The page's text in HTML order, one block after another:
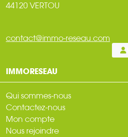
44120 VERTOU
contact@immo-reseau.com
IMMORESEAU
Qui sommes-nous
Contactez-nous
Mon compte
Nous rejoindre